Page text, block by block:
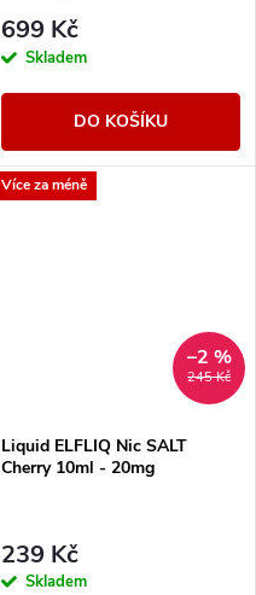
699 Kč
Skladem
DO KOŠÍKU
Více za méně
245 Kč
–2 %
Liquid ELFLIQ Nic SALT
Cherry 10ml - 20mg
239 Kč
Skladem